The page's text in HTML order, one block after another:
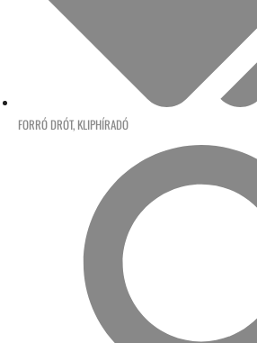
FORRÓ DRÓT, KLIPHÍRADÓ